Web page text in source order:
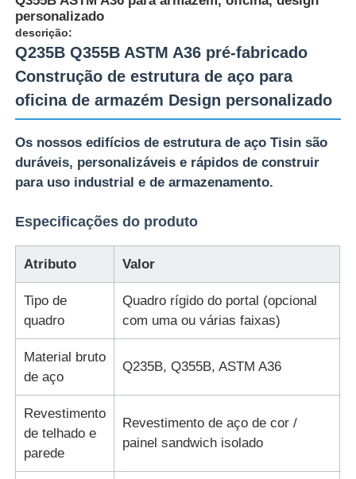
Produtos
Espetáculo VR
Sobre Nós
Visita à Fábrica
personalizado
descrição:
Q235B Q355B ASTM A36 pré-fabricado
Construção de estrutura de aço para
oficina de armazém Design personalizado
Os nossos edifícios de estrutura de aço Tisin são
duráveis, personalizáveis e rápidos de construir
para uso industrial e de armazenamento.
Especificações do produto
Atributo Valor
Tipo de
quadro
Quadro rígido do portal (opcional
com uma ou várias faixas)
Material bruto
de aço
Q235B, Q355B, ASTM A36
Revestimento
de telhado e
parede
Revestimento de aço de cor /
painel sandwich isolado